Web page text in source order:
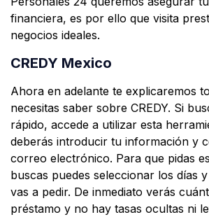
financiera, es por ello que visita
negocios ideales.
CREDY Mexico
Ahora en adelante te explicaremos
necesitas saber sobre CREDY. Si
rápido, accede a utilizar esta
deberás introducir tu información y
correo electrónico. Para que pidas
buscas puedes seleccionar los días
vas a pedir. De inmediato verás
préstamo y no hay tasas ocultas ni